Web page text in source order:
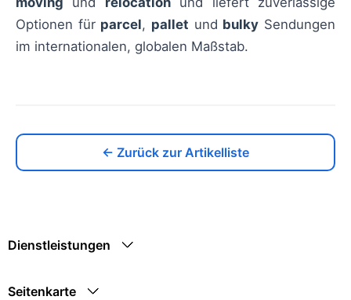
Optionen für parcel, pallet und bulky Sendungen
im internationalen, globalen Maßstab.
← Zurück zur Artikelliste
Dienstleistungen
Seitenkarte